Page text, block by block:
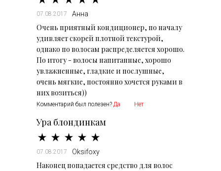
07.08.2017 Анна
Очень приятный кондиционер, по началу
удивляет скорей плотной текстурой,
однако по волосам распределяется хорошо.
По итогу - волосы напитанные, хорошо
увлажненные, гладкие и послушные,
очень мягкие, постоянно хочется руками в
них возиться))
Комментарий был полезен? Да Нет
Ура блондинкам
07.08.2017 Oksifoxy
Наконец попадается средство для волос